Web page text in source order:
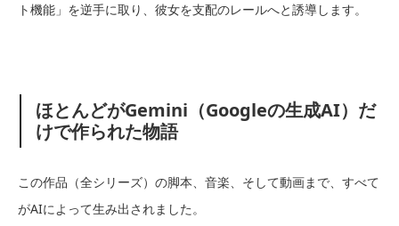
ト機能」を逆手に取り、彼女を支配のレールへと誘導します。
ほとんどがGemini（Googleの生成AI）だ
けで作られた物語
この作品（全シリーズ）の脚本、音楽、そして動画まで、すべて
がAIによって生み出されました。